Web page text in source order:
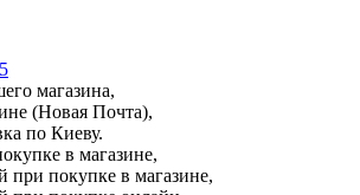
магазина,
(Новая Почта),
по Киеву.
в магазине,
при покупке в магазине,